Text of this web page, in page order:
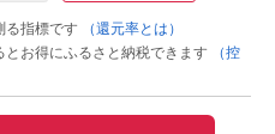
指標です
（還元率とは）
お得にふるさと納税できます
（控